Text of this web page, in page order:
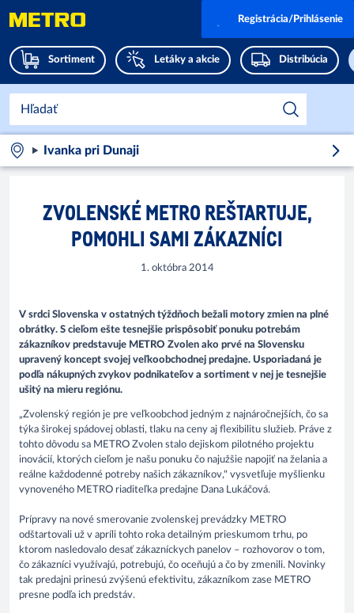
Sortiment Letáky a akcie Distribúcia
Registrácia/Prihlásenie
Ivanka pri Dunaji
ZVOLENSKÉ METRO REŠTARTUJE,
POMOHLI SAMI ZÁKAZNÍCI
1. októbra 2014
V srdci Slovenska v ostatných týždňoch bežali motory zmien na plné
obrátky. S cieľom ešte tesnejšie prispôsobiť ponuku potrebám
zákazníkov predstavuje METRO Zvolen ako prvé na Slovensku
upravený koncept svojej veľkoobchodnej predajne. Usporiadaná je
podľa nákupných zvykov podnikateľov a sortiment v nej je tesnejšie
ušitý na mieru regiónu.
„Zvolenský región je pre veľkoobchod jedným z najnáročnejších, čo sa
týka širokej spádovej oblasti, tlaku na ceny aj flexibilitu služieb. Práve z
tohto dôvodu sa METRO Zvolen stalo dejiskom pilotného projektu
inovácií, ktorých cieľom je našu ponuku čo najužšie napojiť na želania a
reálne každodenné potreby našich zákazníkov," vysvetľuje myšlienku
vynoveného METRO riaditeľka predajne Dana Lukáčová.
Prípravy na nové smerovanie zvolenskej prevádzky METRO
odštartovali už v apríli tohto roka detailným prieskumom trhu, po
ktorom nasledovalo desať zákazníckych panelov – rozhovorov o tom,
čo zákazníci využívajú, potrebujú, čo oceňujú a čo by zmenili. Novinky
tak predajni prinesú zvýšenú efektivitu, zákazníkom zase METRO
presne podľa ich predstáv.